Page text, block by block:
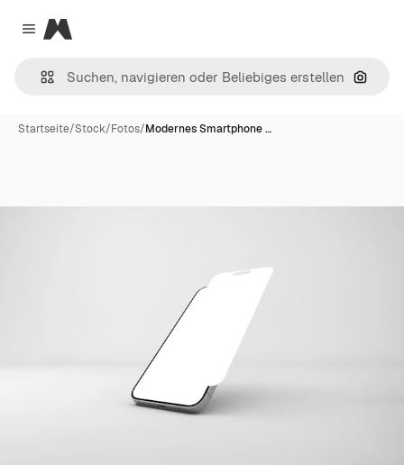
Close menu
Magnific
Nach
Startseite/Stock/Fotos/Modernes Smartphone …